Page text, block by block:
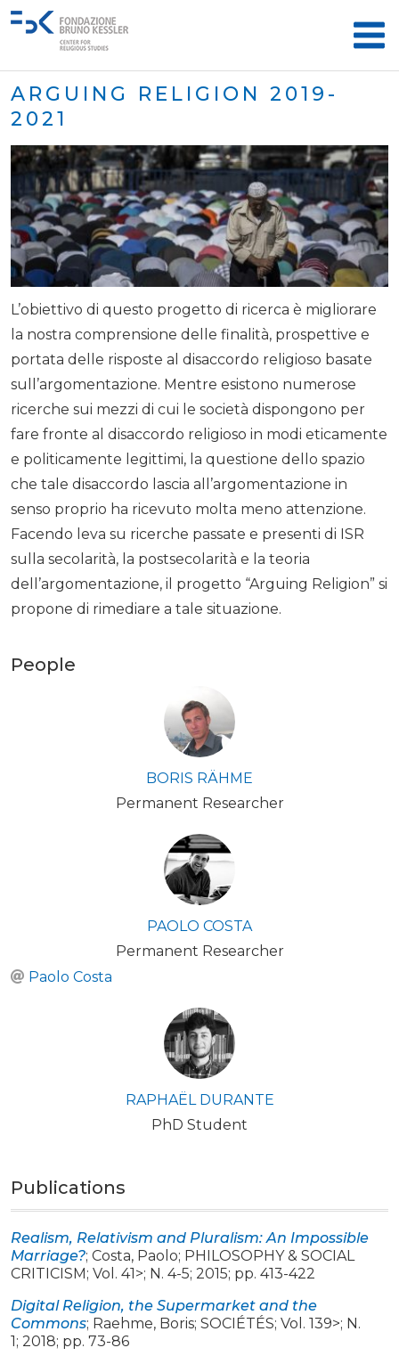
ARGUING RELIGION 2019-
2021
L’obiettivo di questo progetto di ricerca è migliorare
la nostra comprensione delle finalità, prospettive e
portata delle risposte al disaccordo religioso basate
sull’argomentazione. Mentre esistono numerose
ricerche sui mezzi di cui le società dispongono per
fare fronte al disaccordo religioso in modi eticamente
e politicamente legittimi, la questione dello spazio
che tale disaccordo lascia all’argomentazione in
senso proprio ha ricevuto molta meno attenzione.
Facendo leva su ricerche passate e presenti di ISR
sulla secolarità, la postsecolarità e la teoria
dell’argomentazione, il progetto “Arguing Religion” si
propone di rimediare a tale situazione.
People
BORIS RÄHME
Permanent Researcher
PAOLO COSTA
Permanent Researcher
Paolo Costa
RAPHAËL DURANTE
PhD Student
Publications
Realism, Relativism and Pluralism: An Impossible
Marriage?; Costa, Paolo; PHILOSOPHY & SOCIAL
CRITICISM; Vol. 41>; N. 4-5; 2015; pp. 413-422
Digital Religion, the Supermarket and the
Commons; Raehme, Boris; SOCIÉTÉS; Vol. 139>; N.
1; 2018; pp. 73-86